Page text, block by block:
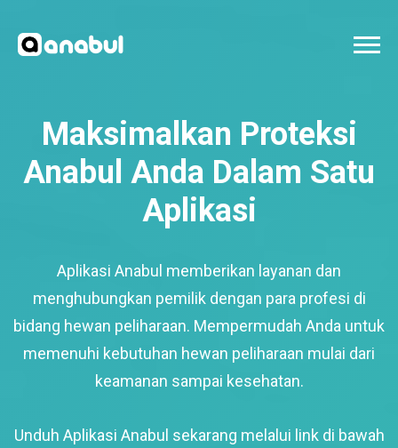
Maksimalkan Proteksi
Anabul Anda Dalam Satu
Aplikasi
Aplikasi Anabul memberikan layanan dan
menghubungkan pemilik dengan para profesi di
bidang hewan peliharaan. Mempermudah Anda untuk
memenuhi kebutuhan hewan peliharaan mulai dari
keamanan sampai kesehatan.
Unduh Aplikasi Anabul sekarang melalui link di bawah